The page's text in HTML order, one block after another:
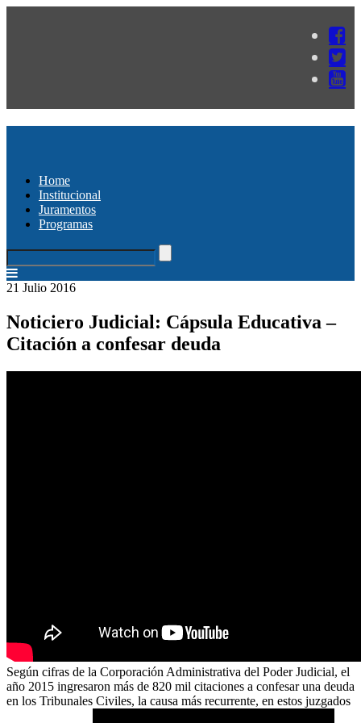
Home
Institucional
Juramentos
Programas
21 Julio 2016
Noticiero Judicial: Cápsula Educativa –
Citación a confesar deuda
Según cifras de la Corporación Administrativa del Poder Judicial, el
año 2015 ingresaron más de 820 mil citaciones a confesar una deuda
en los Tribunales Civiles, la causa más recurrente, en estos juzgados